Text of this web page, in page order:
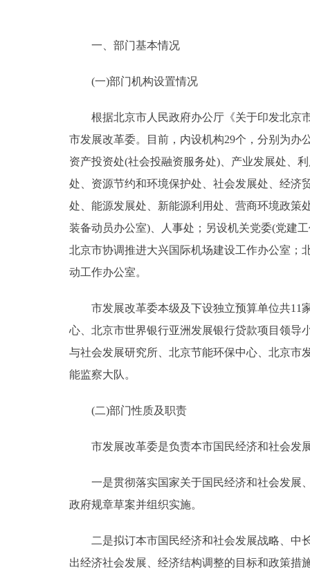
一、部门基本情况
(一)部门机构设置情况
根据北京市人民政府办公厅《关于印发北京市
市发展改革委。目前，内设机构29个，分别为
资产投资处(社会投融资服务处)、产业发展处、
处、资源节约和环境保护处、社会发展处、经济
处、能源发展处、新能源利用处、营商环境政策
装备动员办公室)、人事处；另设机关党委(党建
北京市协调推进大兴国际机场建设工作办公室；
动工作办公室。
市发展改革委本级及下设独立预算单位共11
心、北京市世界银行亚洲发展银行贷款项目领导
与社会发展研究所、北京节能环保中心、北京市
能监察大队。
(二)部门性质及职责
市发展改革委是负责本市国民经济和社会发
一是贯彻落实国家关于国民经济和社会发展、
政府规章草案并组织实施。
二是拟订本市国民经济和社会发展战略、中长
出经济社会发展、经济结构调整的目标和政策措